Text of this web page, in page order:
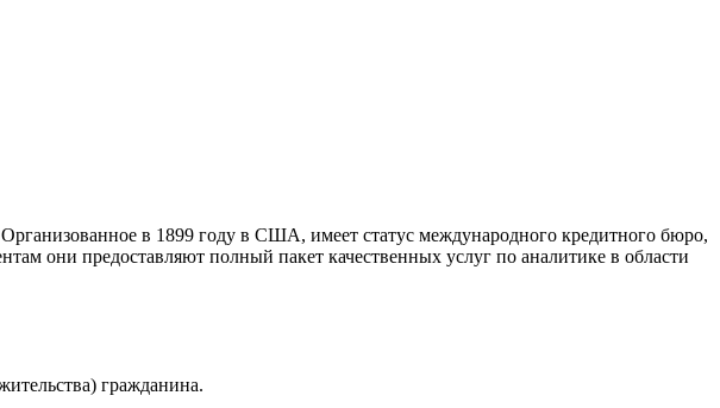
в 1899 году в США, имеет статус международного кредитного бюро,
они предоставляют полный пакет качественных услуг по аналитике в области
гражданина.